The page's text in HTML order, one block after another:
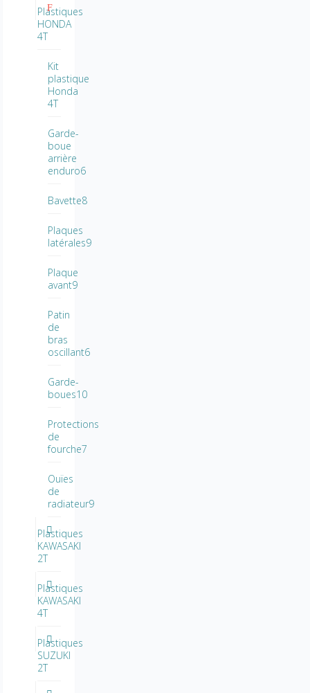
Plastiques
HONDA
4T
Kit
plastique
Honda
4T
Garde-
boue
arrière
enduro6
Bavette8
Plaques
latérales9
Plaque
avant9
Patin
de
bras
oscillant6
Garde-
boues10
Protections
de
fourche7
Ouïes
de
radiateur9
Plastiques
KAWASAKI
2T
Plastiques
KAWASAKI
4T
Plastiques
SUZUKI
2T